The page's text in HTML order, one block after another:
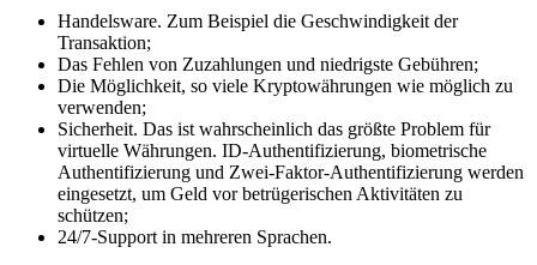
Handelsware. Zum Beispiel die Geschwindigkeit der
Transaktion;
Das Fehlen von Zuzahlungen und niedrigste Gebühren;
Die Möglichkeit, so viele Kryptowährungen wie möglich zu
verwenden;
Sicherheit. Das ist wahrscheinlich das größte Problem für
virtuelle Währungen. ID-Authentifizierung, biometrische
Authentifizierung und Zwei-Faktor-Authentifizierung werden
eingesetzt, um Geld vor betrügerischen Aktivitäten zu
schützen;
24/7-Support in mehreren Sprachen.